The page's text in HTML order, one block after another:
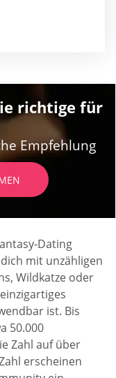
richtige für
Empfehlung
Dating
mit unzähligen
Wildkatze oder
ist. Bis
50.000
Zahl auf über
erscheinen